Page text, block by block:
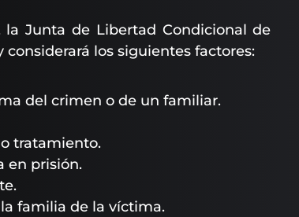
Junta de Libertad Condicional de
los siguientes factores:
del crimen o de un familiar.
tratamiento.
en prisión.
familia de la víctima.